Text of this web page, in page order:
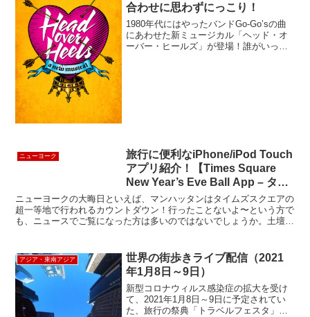
合わせに思わずにっこり！
1980年代にはやったバンドGo-Go’sの曲
にあわせた新ミュージカル「ヘッド・オ
ーバー・ヒールズ」が登場！誰がいった
ニューヨーク
旅行に便利なiPhone/iPod Touch
アプリ紹介！【Times Square
New Year’s Eve Ball App – タイ
ムズスクエア・カウントダウンの
公式アプリ】
ニューヨークの大晦日といえば、マンハッタンはタイムズスクエアの
超一等地で行われるカウントダウン！行ったことないよ〜という方で
も、ニュースでご覧になった方は多いのではないでしょうか。土壇場
アジア・東南アジア
世界の街歩きライブ配信（2021
年1月8日～9日）
新型コロナウィルス感染症の拡大を受け
て、2021年1月8日～9日に予定されてい
た、旅行の祭典「トラベルフェスタ」の